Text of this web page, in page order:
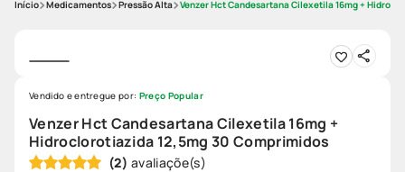
Medicamentos Pressão Alta Venzer Hct Candesartana Cilexetila 16mg +
Venzer Hct Candesartana Cilexetila 16mg +
Hidroclorotiazida 12,5mg 30 Comprimidos
(2)
Vendido e entregue por: Preço Popular